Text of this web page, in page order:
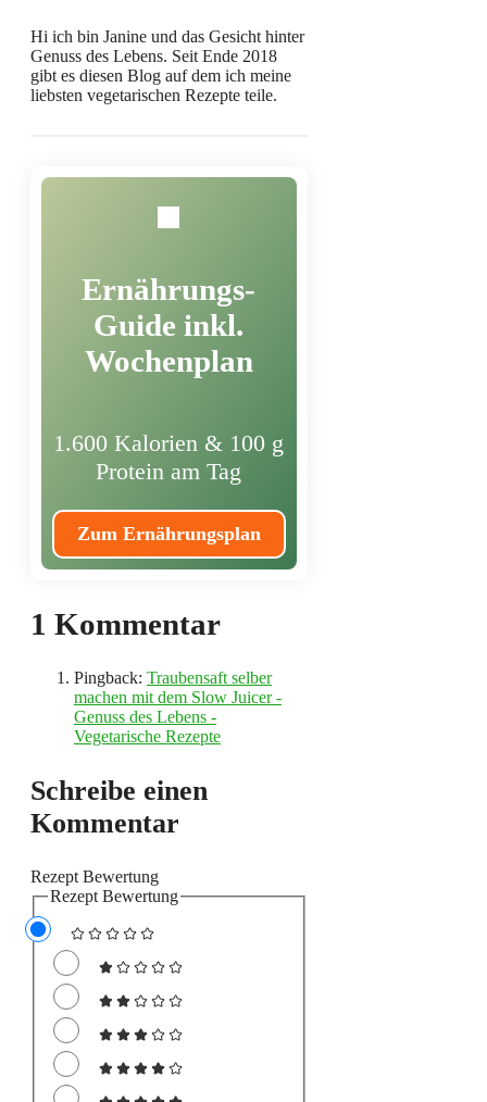
Hi ich bin Janine und das Gesicht hinter
Genuss des Lebens. Seit Ende 2018
gibt es diesen Blog auf dem ich meine
liebsten vegetarischen Rezepte teile.
Ernährungs-
Guide inkl.
Wochenplan
1.600 Kalorien & 100 g
Protein am Tag
Zum Ernährungsplan
1 Kommentar
Pingback: Traubensaft selber
machen mit dem Slow Juicer -
Genuss des Lebens -
Vegetarische Rezepte
Schreibe einen
Kommentar
Rezept Bewertung
Rezept Bewertung